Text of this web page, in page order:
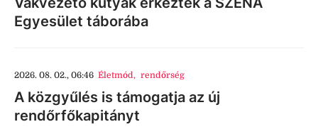
Egyesület táborába
2026. 08. 02., 06:46 Életmód, rendőrség
A közgyűlés is támogatja az új
rendőrfőkapitányt